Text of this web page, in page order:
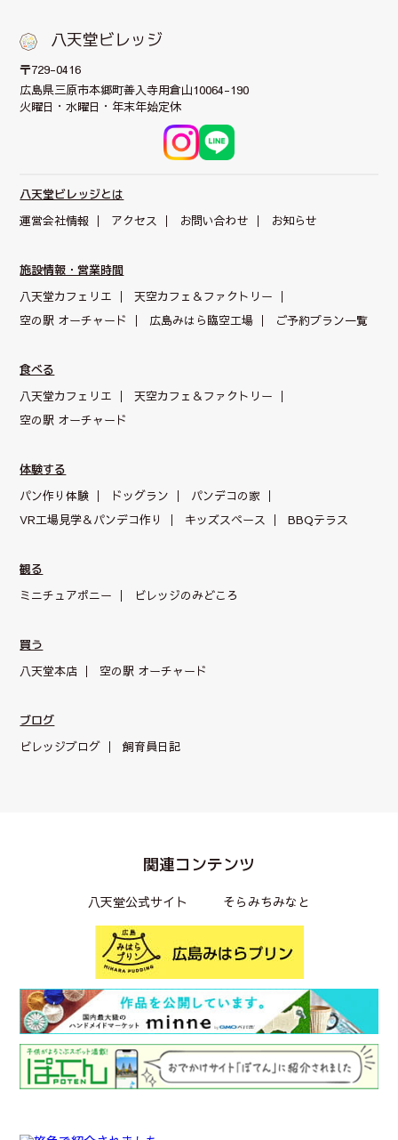
八天堂ビレッジ
〒729-0416
広島県三原市本郷町善入寺用倉山10064-190
火曜日・水曜日・年末年始定休
八天堂ビレッジとは
運営会社情報
アクセス お問い合わせ お知らせ
施設情報・営業時間
八天堂カフェリエ
天空カフェ＆ファクトリー
空の駅 オーチャード
広島みはら臨空工場 ご予約プラン一覧
食べる
八天堂カフェリエ
天空カフェ＆ファクトリー
空の駅 オーチャード
体験する
パン作り体験
ドッグラン
パンデコの家
VR工場見学＆パンデコ作り
キッズスペース BBQテラス
観る
ミニチュアポニー
ビレッジのみどころ
買う
八天堂本店
空の駅 オーチャード
ブログ
ビレッジブログ
飼育員日記
関連コンテンツ
八天堂公式サイト そらみちみなと